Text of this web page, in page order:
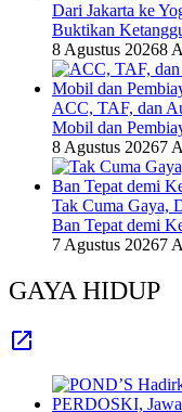
Dari Jakarta ke
Buktikan
8 Agustus 20268
ACC, TAF, dan
Mobil dan
8 Agustus 20267
Tak Cuma Gaya,
Ban Tepat demi
7 Agustus 20267
GAYA HIDUP